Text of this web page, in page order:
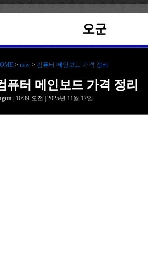
오군
> new > 컴퓨터 메인보드 가격 정리
퓨터 메인보드 가격 정리
| 10:39 오전 | 2025년 11월 17일